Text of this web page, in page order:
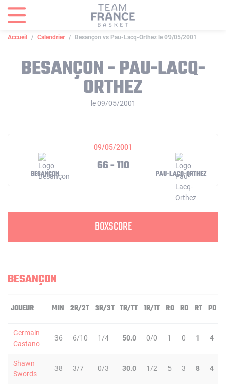
Accueil Calendrier Besançon vs Pau-Lacq-Orthez le 09/05/2001
BESANÇON - PAU-LACQ-
ORTHEZ
le 09/05/2001
09/05/2001
BESANÇON
66 - 110
PAU-LACQ-ORTHEZ
BOXSCORE
BESANÇON
JOUEUR MIN 2R/2T 3R/3T TR/TT 1R/1T RO RD RT PD
Germain
Castano
36 6/10 1/4 50.0 0/0 1 0 1 4
Shawn
Swords
38 3/7 0/3 30.0 1/2 5 3 8 4
Panneau de gestion des cookies